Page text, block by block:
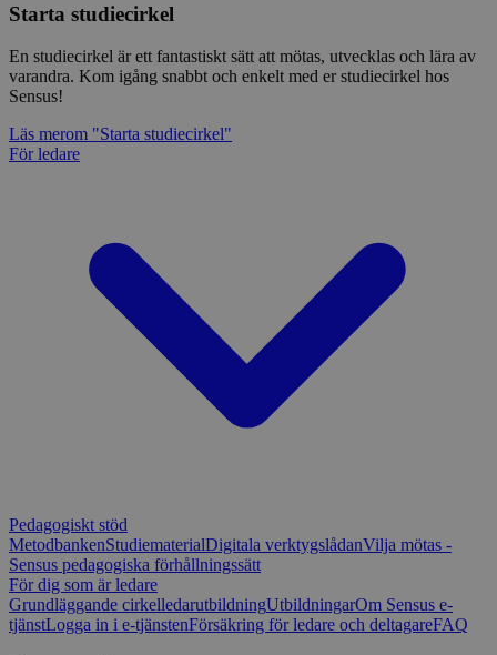
Starta studiecirkel
En studiecirkel är ett fantastiskt sätt att mötas, utvecklas och lära av
varandra. Kom igång snabbt och enkelt med er studiecirkel hos
Sensus!
Läs merom "Starta studiecirkel"
För ledare
Pedagogiskt stöd
MetodbankenStudiematerialDigitala verktygslådanVilja mötas -
Sensus pedagogiska förhållningssätt
För dig som är ledare
Grundläggande cirkelledarutbildningUtbildningarOm Sensus e-
tjänstLogga in i e-tjänstenFörsäkring för ledare och deltagareFAQ